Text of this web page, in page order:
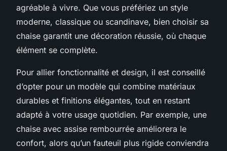
agréable à vivre. Que vous préfériez un style
moderne, classique ou scandinave, bien choisir sa
chaise garantit une décoration réussie, où chaque
élément se complète.
Pour allier fonctionnalité et design, il est conseillé
d’opter pour un modèle qui combine matériaux
durables et finitions élégantes, tout en restant
adapté à votre usage quotidien. Par exemple, une
chaise avec assise rembourrée améliorera le
confort, alors qu’un fauteuil plus rigide conviendra